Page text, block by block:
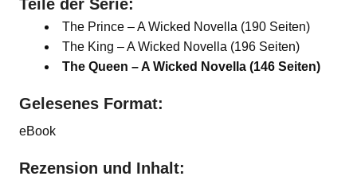
Teile der Serie:
The Prince – A Wicked Novella (190 Seiten)
The King – A Wicked Novella (196 Seiten)
The Queen – A Wicked Novella (146 Seiten)
Gelesenes Format:
eBook
Rezension und Inhalt: